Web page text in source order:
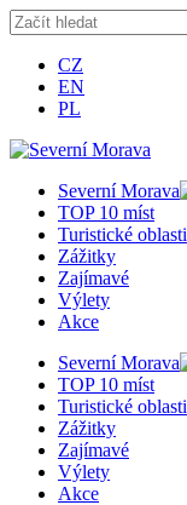
CZ
EN
PL
Severní Morava
TOP 10 míst
Turistické oblasti
Zážitky
Zajímavé
Výlety
Akce
Severní Morava
TOP 10 míst
Turistické oblasti
Zážitky
Zajímavé
Výlety
Akce